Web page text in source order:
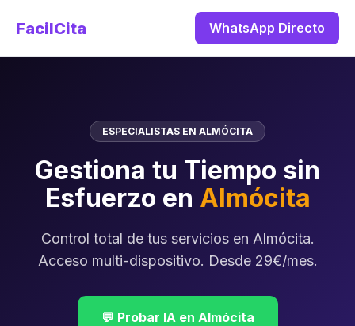
FacilCita WhatsApp Directo
ESPECIALISTAS EN ALMÓCITA
Gestiona tu Tiempo sin
Esfuerzo en Almócita
Control total de tus servicios en Almócita.
Acceso multi-dispositivo. Desde 29€/mes.
💬 Probar IA en Almócita